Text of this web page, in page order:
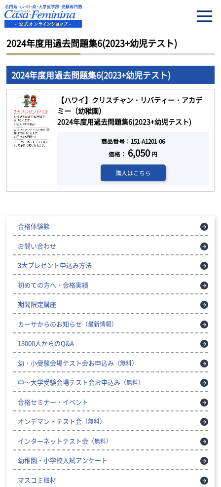
HOME 2024年度用過去問題集6(2023+幼児テスト)
2024年度用過去問題集6(2023+幼児テスト)
2024年度用過去問題集6(2023+幼児テスト)
【ハワイ】クリスチャン・リバティー・アカデ
ミー（幼稚園）
2024年度用過去問題集6(2023+幼児テスト)
商品番号：151-A1201-06
価格： 6,050円
購入はこちら
合格体験談
お問い合わせ
3大プレゼント申込み方法
初めての方へ・合格実績
期間限定講座
カーサからのお知らせ （最新情報）
13000人からのQ&A
幼・小受験会場テスト会お申込み （無料）
中～大学受験会場テスト会お申込み （無料）
合格セミナー・イベント
オンデマンドテスト会 （無料）
インターネットテスト会 （無料）
幼稚園・小学校入試アンケート
マスコミ取材